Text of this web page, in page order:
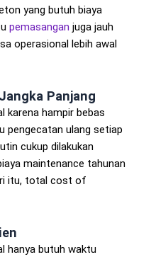
yang butuh biaya
pemasangan juga jauh
operasional lebih awal
Panjang
karena hampir bebas
pengecatan ulang setiap
cukup dilakukan
maintenance tahunan
itu, total cost of
hanya butuh waktu